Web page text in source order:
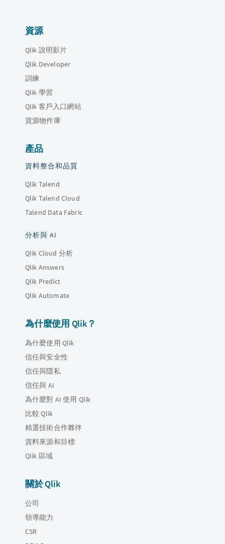
資源
Qlik 說明影片
Qlik Developer
訓練
Qlik 學習
Qlik 客戶入口網站
資源物件庫
產品
資料整合和品質
Qlik Talend
Qlik Talend Cloud
Talend Data Fabric
分析與 AI
Qlik Cloud 分析
Qlik Answers
Qlik Predict
Qlik Automate
為什麼使用 Qlik？
為什麼使用 Qlik
信任與安全性
信任與隱私
信任與 AI
為什麼對 AI 使用 Qlik
比較 Qlik
精選技術合作夥伴
資料來源和目標
Qlik 區域
關於 Qlik
公司
領導能力
CSR